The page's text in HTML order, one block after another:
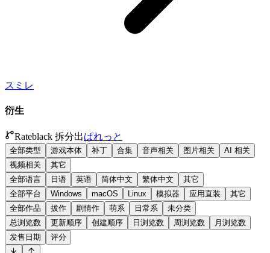
スミレ
衍生
Rateblack 拆分出ぱれっと
全部类型 游戏本体 补丁 合集 音声相关 图片相关
AI 相关
视频相关
其它
全部语言
日语 英语 简体中文 繁体中文
其它
全部平台
Windows macOS Linux 模拟器 应用直装
其它
全部作品
拔作 剧情作 萌系 日常系
未分类
总浏览数
更新顺序 创建顺序 日浏览数 周浏览数
月浏览数
发售日期
评分